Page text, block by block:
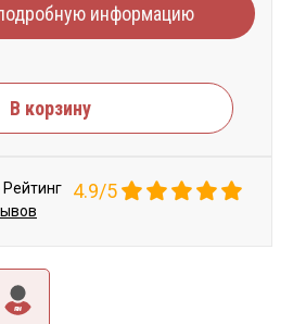
информацию
В корзину
Рейтинг 4.9/5